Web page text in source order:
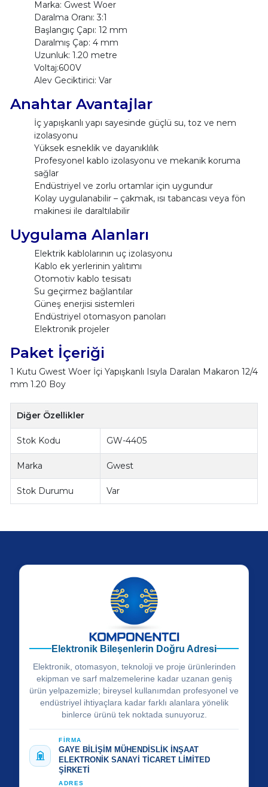
Marka: Gwest Woer
Daralma Oranı: 3:1
Başlangıç Çapı: 12 mm
Daralmış Çap: 4 mm
Uzunluk: 1.20 metre
Voltaj:600V
Alev Geciktirici: Var
Anahtar Avantajlar
İç yapışkanlı yapı sayesinde güçlü su, toz ve nem
izolasyonu
Yüksek esneklik ve dayanıklılık
Profesyonel kablo izolasyonu ve mekanik koruma
sağlar
Endüstriyel ve zorlu ortamlar için uygundur
Kolay uygulanabilir – çakmak, ısı tabancası veya fön
makinesi ile daraltılabilir
Uygulama Alanları
Elektrik kablolarının uç izolasyonu
Kablo ek yerlerinin yalıtımı
Otomotiv kablo tesisatı
Su geçirmez bağlantılar
Güneş enerjisi sistemleri
Endüstriyel otomasyon panoları
Elektronik projeler
Paket İçeriği
1 Kutu Gwest Woer İçi Yapışkanlı Isıyla Daralan Makaron 12/4
mm 1.20 Boy
Diğer Özellikler
Stok Kodu GW-4405
Marka Gwest
Stok Durumu Var
Elektronik Bileşenlerin Doğru Adresi
Elektronik, otomasyon, teknoloji ve proje ürünlerinden
ekipman ve sarf malzemelerine kadar uzanan geniş
ürün yelpazemizle; bireysel kullanımdan profesyonel ve
endüstriyel ihtiyaçlara kadar farklı alanlara yönelik
binlerce ürünü tek noktada sunuyoruz.
FİRMA
GAYE BİLİŞİM MÜHENDİSLİK İNŞAAT
ELEKTRONİK SANAYİ TİCARET LİMİTED
ŞİRKETİ
ADRES